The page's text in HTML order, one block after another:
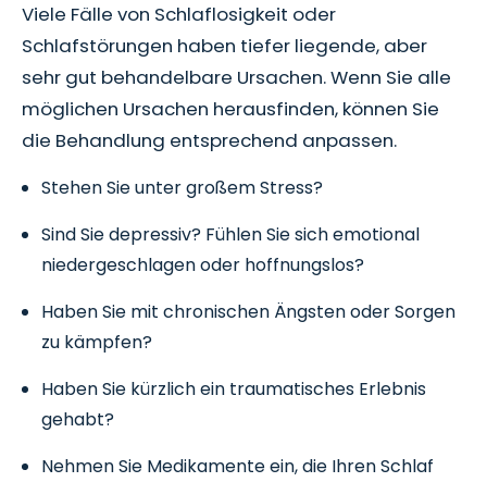
Viele Fälle von Schlaflosigkeit oder
Schlafstörungen haben tiefer liegende, aber
sehr gut behandelbare Ursachen. Wenn Sie alle
möglichen Ursachen herausfinden, können Sie
die Behandlung entsprechend anpassen.
Stehen Sie unter großem Stress?
Sind Sie depressiv? Fühlen Sie sich emotional
niedergeschlagen oder hoffnungslos?
Haben Sie mit chronischen Ängsten oder Sorgen
zu kämpfen?
Haben Sie kürzlich ein traumatisches Erlebnis
gehabt?
Nehmen Sie Medikamente ein, die Ihren Schlaf